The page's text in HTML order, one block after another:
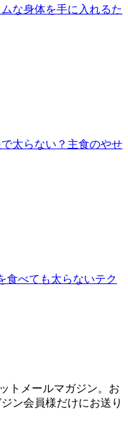
な身体を手に入れるた
太らない？主食のやせ
食べても太らないテク
トメールマガジン。お
ン会員様だけにお送り